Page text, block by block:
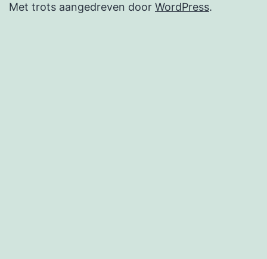
Met trots aangedreven door WordPress.